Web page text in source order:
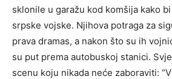
sklonile u garažu kod komšija kako
srpske vojske. Njihova potraga za
prava dramas, a nakon što su ih
su put prema autobuskoj stanici.
scenu koju nikada neće zaboraviti: